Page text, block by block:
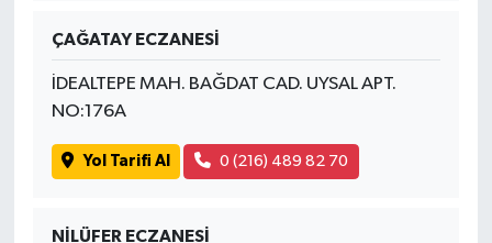
ÇAĞATAY ECZANESİ
İDEALTEPE MAH. BAĞDAT CAD. UYSAL APT.
NO:176A
Yol Tarifi Al 0 (216) 489 82 70
NİLÜFER ECZANESİ